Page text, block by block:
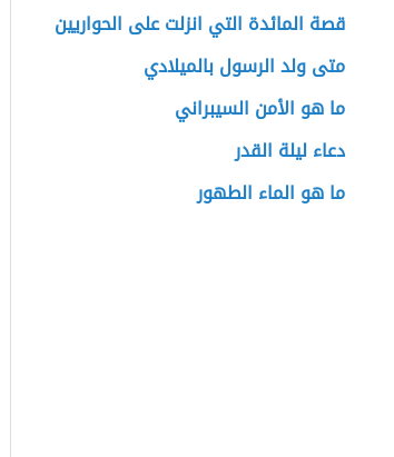
قصة المائدة التي انزلت على الحواريين
متى ولد الرسول بالميلادي
ما هو الأمن السيبراني
دعاء ليلة القدر
ما هو الماء الطهور